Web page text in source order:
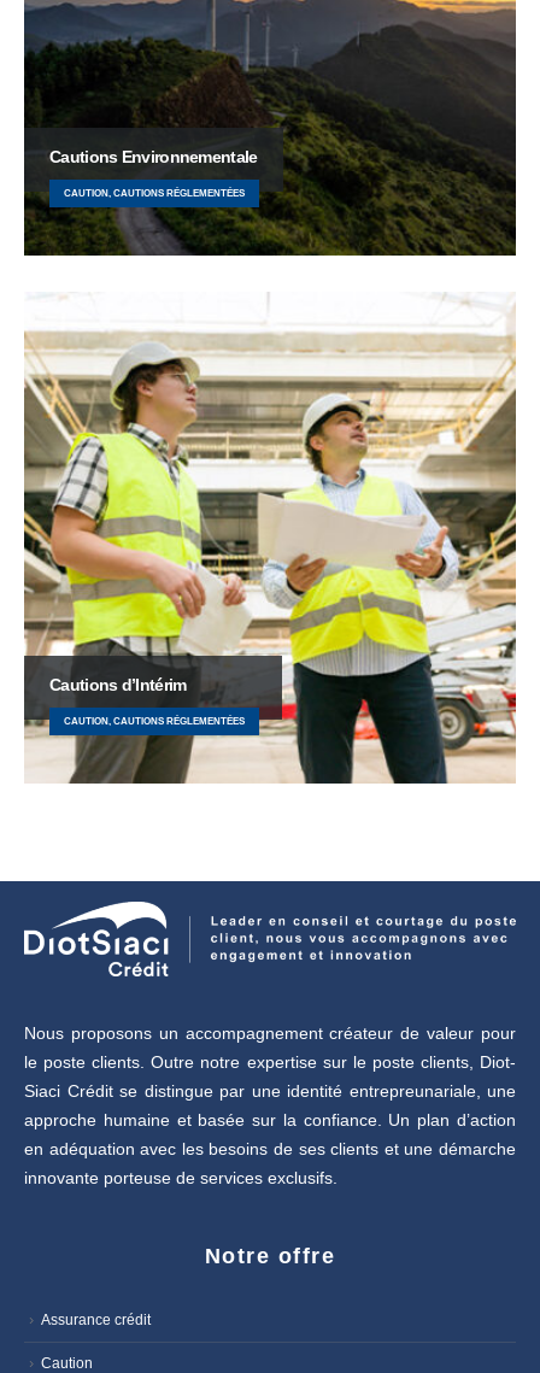
Cautions Environnementale
CAUTION, CAUTIONS RÉGLEMENTÉES
Cautions d’Intérim
CAUTION, CAUTIONS RÉGLEMENTÉES
Nous proposons un accompagnement créateur de valeur pour
le poste clients. Outre notre expertise sur le poste clients, Diot-
Siaci Crédit se distingue par une identité entrepreunariale, une
approche humaine et basée sur la confiance. Un plan d’action
en adéquation avec les besoins de ses clients et une démarche
innovante porteuse de services exclusifs.
Notre offre
Assurance crédit
Caution